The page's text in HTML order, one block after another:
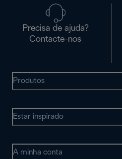
Precisa de ajuda?
Contacte-nos
Produtos
Estar inspirado
A minha conta